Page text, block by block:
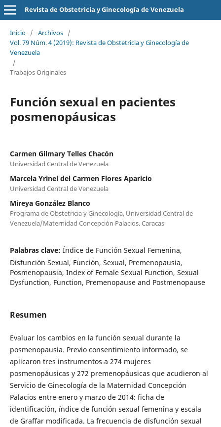
Revista de Obstetricia y Ginecología de Venezuela
Inicio / Archivos /
Vol. 79 Núm. 4 (2019): Revista de Obstetricia y Ginecología de
Venezuela
/
Trabajos Originales
Función sexual en pacientes
posmenopáusicas
Carmen Gilmary Telles Chacón
Universidad Central de Venezuela
Marcela Yrinel del Carmen Flores Aparicio
Universidad Central de Venezuela
Mireya González Blanco
Programa de Obstetricia y Ginecología, Universidad Central de
Venezuela/Maternidad Concepción Palacios. Caracas
Palabras clave: Índice de Función Sexual Femenina,
Disfunción Sexual, Función, Sexual, Premenopausia,
Posmenopausia, Index of Female Sexual Function, Sexual
Dysfunction, Function, Premenopause and Postmenopause
Resumen
Evaluar los cambios en la función sexual durante la
posmenopausia. Previo consentimiento informado, se
aplicaron tres instrumentos a 274 mujeres
posmenopáusicas y 272 premenopáusicas que acudieron al
Servicio de Ginecología de la Maternidad Concepción
Palacios entre enero y marzo de 2014: ficha de
identificación, índice de función sexual femenina y escala
de Graffar modificada. La frecuencia de disfunción sexual